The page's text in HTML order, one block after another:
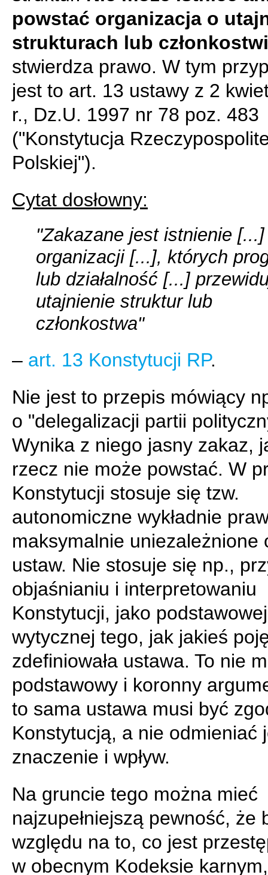
powstać organizacja o
strukturach lub
stwierdza prawo. W tym
jest to art. 13 ustawy z 2
r., Dz.U. 1997 nr 78 poz. 483
("Konstytucja
Polskiej").
Cytat dosłowny:
"Zakazane jest istnienie [...]
organizacji [...], których
lub działalność [...]
utajnienie struktur lub
członkostwa"
– art. 13 Konstytucji RP.
Nie jest to przepis mówiący
o "delegalizacji partii
Wynika z niego jasny zakaz,
rzecz nie może powstać. W
Konstytucji stosuje się tzw.
autonomiczne wykładnie
maksymalnie uniezależnione
ustaw. Nie stosuje się np.,
objaśnianiu i interpretowaniu
Konstytucji, jako podstawowej
wytycznej tego, jak jakieś
zdefiniowała ustawa. To nie
podstawowy i koronny
to sama ustawa musi być
Konstytucją, a nie odmieniać
znaczenie i wpływ.
Na gruncie tego można mieć
najzupełniejszą pewność, że
względu na to, co jest
w obecnym Kodeksie karnym,